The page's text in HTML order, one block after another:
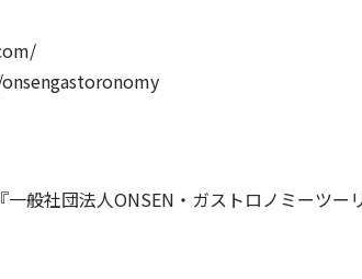
般社団法人ONSEN・ガストロノミーツ